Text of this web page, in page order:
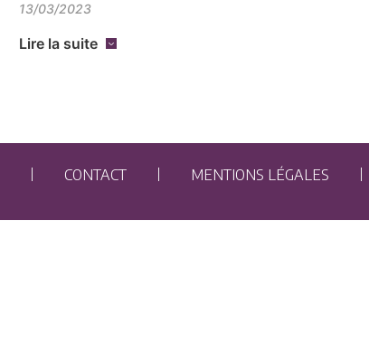
13/03/2023
Lire la suite
CONTACT MENTIONS LÉGALES